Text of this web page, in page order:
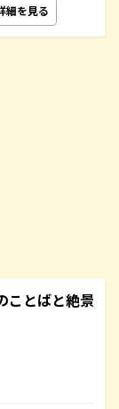
細を見る
ことばと絶景